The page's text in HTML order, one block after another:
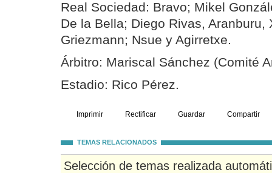
Real Sociedad: Bravo; Mikel
De la Bella; Diego Rivas, Aranburu,
Griezmann; Nsue y Agirretxe.
Árbitro: Mariscal Sánchez (Comité
Estadio: Rico Pérez.
Imprimir Rectificar Guardar Compartir
TEMAS RELACIONADOS
Selección de temas realizada